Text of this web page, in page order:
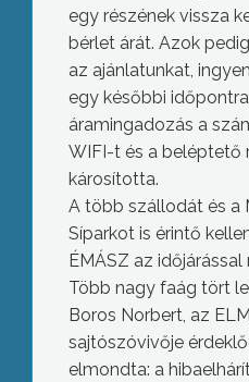
egy részének vissza
bérlet árát. Azok
az ajánlatunkat,
egy későbbi
áramingadozás a
WIFI-t és a beléptető
károsította.
A több szállodát és a
Síparkot is érintő
ÉMÁSZ az
Több nagy faág tört
Boros Norbert, az
sajtószóvivője
elmondta: a